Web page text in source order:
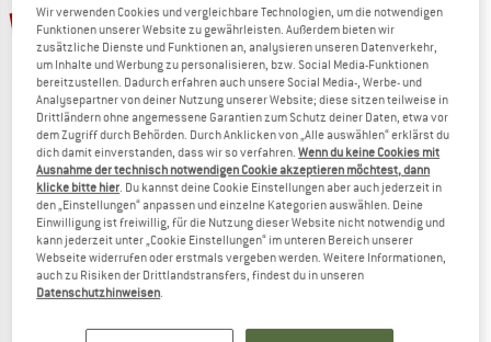
bis 27%
SCARPA
ZG Trek GTX
Wanderschuhe
229,95 €ab 167,86 €
4,7(38)
bis 31%
HOKA
Women's Kaha 3 GTX
Wanderschuhe
229,95 €ab 158,67 €
Wir verwenden Cookies und vergleichbare Technologien, um die notwendigen
Funktionen unserer Website zu gewährleisten. Außerdem bieten wir
zusätzliche Dienste und Funktionen an, analysieren unseren Datenverkehr,
um Inhalte und Werbung zu personalisieren, bzw. Social Media-Funktionen
bereitzustellen. Dadurch erfahren auch unsere Social Media-, Werbe- und
Analysepartner von deiner Nutzung unserer Website; diese sitzen teilweise in
Drittländern ohne angemessene Garantien zum Schutz deiner Daten, etwa vor
dem Zugriff durch Behörden. Durch Anklicken von „Alle auswählen“ erklärst du
dich damit einverstanden, dass wir so verfahren.Wenn du keine Cookies mit
Ausnahme der technisch notwendigen Cookie akzeptieren möchtest, dann
klicke bitte hier . Du kannst deine Cookie Einstellungen aber auch jederzeit in
den „Einstellungen“ anpassen und einzelne Kategorien auswählen. Deine
Einwilligung ist freiwillig, für die Nutzung dieser Website nicht notwendig und
kann jederzeit unter „Cookie Einstellungen“ im unteren Bereich unserer
Webseite widerrufen oder erstmals vergeben werden. Weitere Informationen,
auch zu Risiken der Drittlandstransfers, findest du in unseren
Datenschutzhinweisen